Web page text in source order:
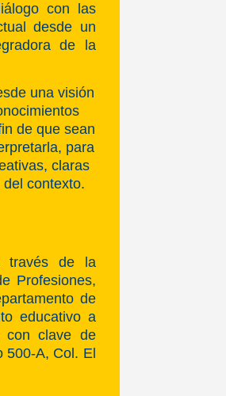
con las
desde un
de la
una visión
de que sean
para
claras
contexto.
través de la
Profesiones,
de
educativo a
con clave de
500-A, Col. El